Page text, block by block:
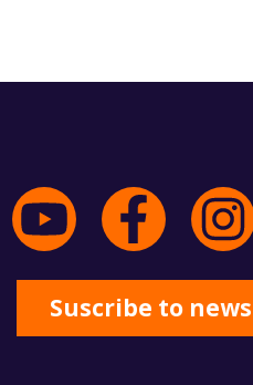
Suscribe to